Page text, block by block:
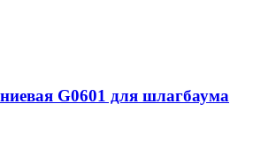
G0601 для шлагбаума